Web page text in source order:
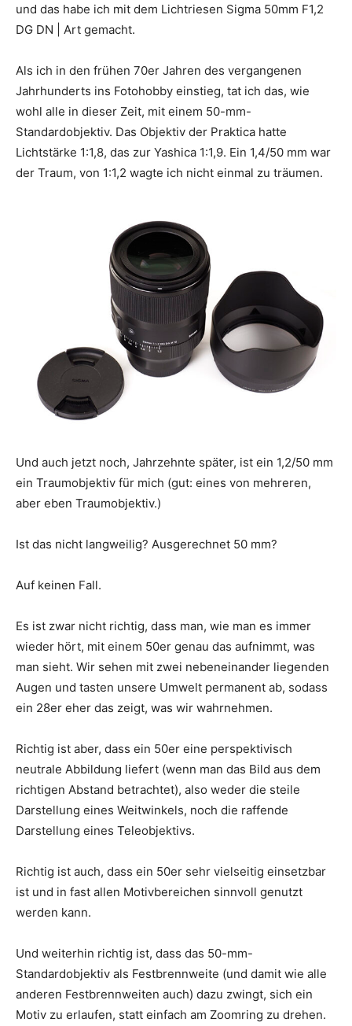
und das habe ich mit dem Lichtriesen Sigma 50mm F1,2
DG DN | Art gemacht.
Als ich in den frühen 70er Jahren des vergangenen
Jahrhunderts ins Fotohobby einstieg, tat ich das, wie
wohl alle in dieser Zeit, mit einem 50-mm-
Standardobjektiv. Das Objektiv der Praktica hatte
Lichtstärke 1:1,8, das zur Yashica 1:1,9. Ein 1,4/50 mm war
der Traum, von 1:1,2 wagte ich nicht einmal zu träumen.
Und auch jetzt noch, Jahrzehnte später, ist ein 1,2/50 mm
ein Traumobjektiv für mich (gut: eines von mehreren,
aber eben Traumobjektiv.)
Ist das nicht langweilig? Ausgerechnet 50 mm?
Auf keinen Fall.
Es ist zwar nicht richtig, dass man, wie man es immer
wieder hört, mit einem 50er genau das aufnimmt, was
man sieht. Wir sehen mit zwei nebeneinander liegenden
Augen und tasten unsere Umwelt permanent ab, sodass
ein 28er eher das zeigt, was wir wahrnehmen.
Richtig ist aber, dass ein 50er eine perspektivisch
neutrale Abbildung liefert (wenn man das Bild aus dem
richtigen Abstand betrachtet), also weder die steile
Darstellung eines Weitwinkels, noch die raffende
Darstellung eines Teleobjektivs.
Richtig ist auch, dass ein 50er sehr vielseitig einsetzbar
ist und in fast allen Motivbereichen sinnvoll genutzt
werden kann.
Und weiterhin richtig ist, dass das 50-mm-
Standardobjektiv als Festbrennweite (und damit wie alle
anderen Festbrennweiten auch) dazu zwingt, sich ein
Motiv zu erlaufen, statt einfach am Zoomring zu drehen.